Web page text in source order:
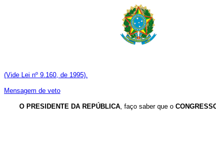
(Vide Lei nº 9.160, de 1995).
Mensagem de veto
O PRESIDENTE DA REPÚBLICA, faço saber que o